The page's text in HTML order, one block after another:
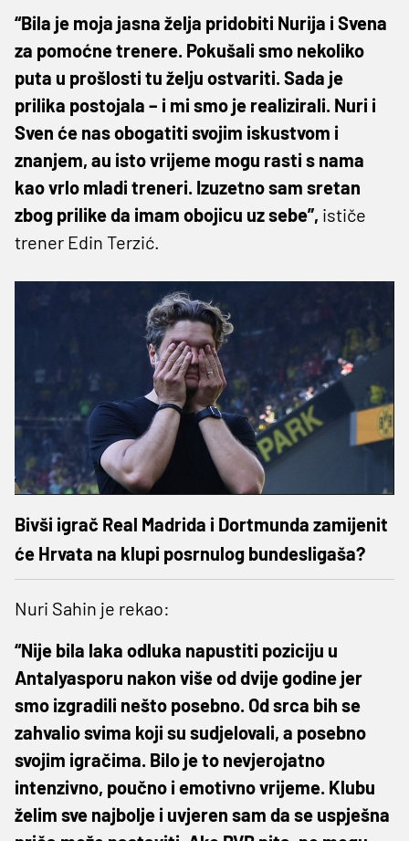
“Bila je moja jasna želja pridobiti Nurija i Svena
za pomoćne trenere. Pokušali smo nekoliko
puta u prošlosti tu želju ostvariti. Sada je
prilika postojala – i mi smo je realizirali. Nuri i
Sven će nas obogatiti svojim iskustvom i
znanjem, au isto vrijeme mogu rasti s nama
kao vrlo mladi treneri. Izuzetno sam sretan
zbog prilike da imam obojicu uz sebe”, ističe
trener Edin Terzić.
Bivši igrač Real Madrida i Dortmunda zamijenit
će Hrvata na klupi posrnulog bundesligaša?
Nuri Sahin je rekao:
“Nije bila laka odluka napustiti poziciju u
Antalyasporu nakon više od dvije godine jer
smo izgradili nešto posebno. Od srca bih se
zahvalio svima koji su sudjelovali, a posebno
svojim igračima. Bilo je to nevjerojatno
intenzivno, poučno i emotivno vrijeme. Klubu
želim sve najbolje i uvjeren sam da se uspješna